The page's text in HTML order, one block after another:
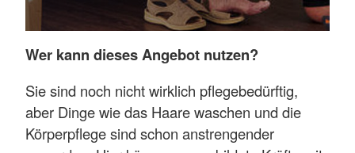
weitere Hilfen werden individuell gestaltet.
Für wen ist dieses Angebot?
Dieses Angebot richtet sich an alte, kranke oder
Was kostet die Hauswirtschaftliche Hilfe?
Konkrete Informationen zu Leistungen und
Wer kann dieses Angebot nutzen?
Sie sind noch nicht wirklich pflegebedürftig,
aber Dinge wie das Haare waschen und die
Körperpflege sind schon anstrengender